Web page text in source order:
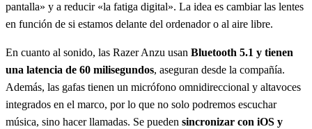
pantalla» y a reducir «la fatiga digital». La idea es cambiar las lentes
en función de si estamos delante del ordenador o al aire libre.
En cuanto al sonido, las Razer Anzu usan Bluetooth 5.1 y tienen
una latencia de 60 milisegundos, aseguran desde la compañía.
Además, las gafas tienen un micrófono omnidireccional y altavoces
integrados en el marco, por lo que no solo podremos escuchar
música, sino hacer llamadas. Se pueden sincronizar con iOS y